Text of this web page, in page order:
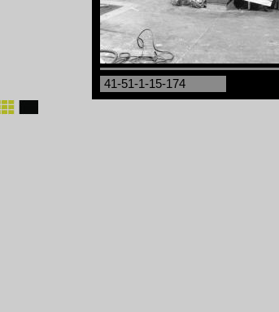
41-51-1-15-174